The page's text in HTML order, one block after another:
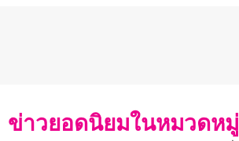
ข่าวยอดนิยมในหมวดหมู่